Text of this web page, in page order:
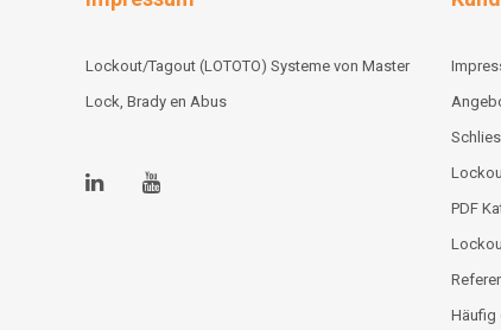
Lockout/Tagout (LOTOTO) Systeme von Master
Lock, Brady en Abus
PDF
Häufig